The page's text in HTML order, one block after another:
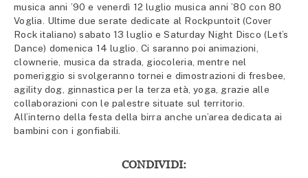
musica anni ’90 e venerdì 12 luglio musica anni ’80 con 80
Voglia. Ultime due serate dedicate al Rockpuntoit (Cover
Rock italiano) sabato 13 luglio e Saturday Night Disco (Let’s
Dance) domenica 14 luglio. Ci saranno poi animazioni,
clownerie, musica da strada, giocoleria, mentre nel
pomeriggio si svolgeranno tornei e dimostrazioni di fresbee,
agility dog, ginnastica per la terza età, yoga, grazie alle
collaborazioni con le palestre situate sul territorio.
All’interno della festa della birra anche un’area dedicata ai
bambini con i gonfiabili.
CONDIVIDI: